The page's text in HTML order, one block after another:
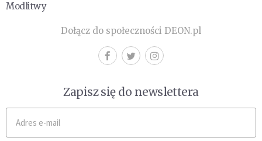
Modlitwy
Dołącz do społeczności DEON.pl
Zapisz się do newslettera